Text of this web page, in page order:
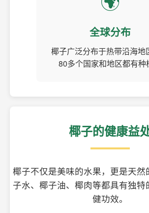
全球分布
椰子广泛分布于热带沿海地
80多个国家和地区都有种
椰子的健康益
椰子不仅是美味的水果，更是天然
子水、椰子油、椰肉等都具有独特
健功效。